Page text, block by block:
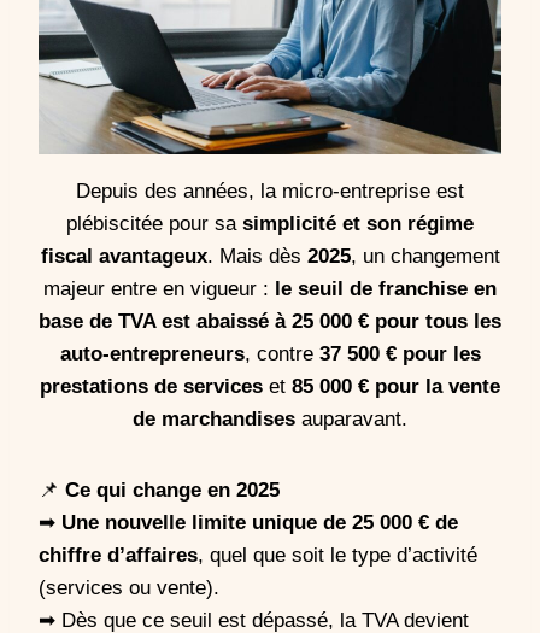
Depuis des années, la micro-entreprise est
plébiscitée pour sa simplicité et son régime
fiscal avantageux. Mais dès 2025, un changement
majeur entre en vigueur : le seuil de franchise en
base de TVA est abaissé à 25 000 € pour tous les
auto-entrepreneurs, contre 37 500 € pour les
prestations de services et 85 000 € pour la vente
de marchandises auparavant.
📌 Ce qui change en 2025
➡ Une nouvelle limite unique de 25 000 € de
chiffre d’affaires, quel que soit le type d’activité
(services ou vente).
➡ Dès que ce seuil est dépassé, la TVA devient